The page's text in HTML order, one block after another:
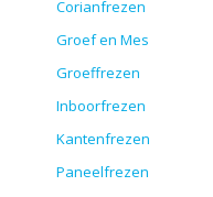
Corianfrezen
Groef en Mes
Groeffrezen
Inboorfrezen
Kantenfrezen
Paneelfrezen